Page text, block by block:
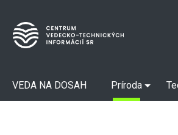
VEDA NA DOSAH Príroda